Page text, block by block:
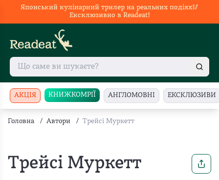
Японський кулінарний трилер на реальних подіях🥢
Ексклюзивно в Readeat!
АКЦІЯ КНИЖКОМРІЇ АНГЛОМОВНІ ЕКСКЛЮЗИВИ
Головна / Автори / Трейсі Муркетт
Трейсі Муркетт